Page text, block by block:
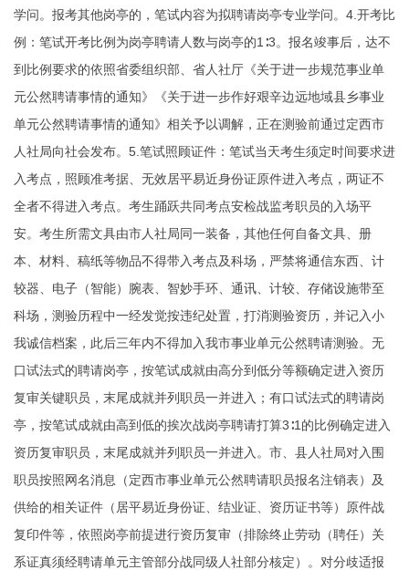
学问。报考其他岗亭的，笔试内容为拟聘请岗亭专业学问。4.开考比
例：笔试开考比例为岗亭聘请人数与岗亭的1∶3。报名竣事后，达不
到比例要求的依照省委组织部、省人社厅《关于进一步规范事业单
元公然聘请事情的通知》《关于进一步作好艰辛边远地域县乡事业
单元公然聘请事情的通知》相关予以调解，正在测验前通过定西市
人社局向社会发布。5.笔试照顾证件：笔试当天考生须定时间要求进
入考点，照顾准考据、无效居平易近身份证原件进入考点，两证不
全者不得进入考点。考生踊跃共同考点安检战监考职员的入场平
安。考生所需文具由市人社局同一装备，其他任何自备文具、册
本、材料、稿纸等物品不得带入考点及科场，严禁将通信东西、计
较器、电子（智能）腕表、智妙手环、通讯、计较、存储设施带至
科场，测验历程中一经发觉按违纪处置，打消测验资历，并记入小
我诚信档案，此后三年内不得加入我市事业单元公然聘请测验。无
口试法式的聘请岗亭，按笔试成就由高分到低分等额确定进入资历
复审关键职员，末尾成就并列职员一并进入；有口试法式的聘请岗
亭，按笔试成就由高到低的挨次战岗亭聘请打算3∶1的比例确定进入
资历复审职员，末尾成就并列职员一并进入。市、县人社局对入围
职员按照网名消息（定西市事业单元公然聘请职员报名注销表）及
供给的相关证件（居平易近身份证、结业证、资历证书等）原件战
复印件等，依照岗亭前提进行资历复审（排除终止劳动（聘任）关
系证真须经聘请单元主管部分战同级人社部分核定）。对分歧适报